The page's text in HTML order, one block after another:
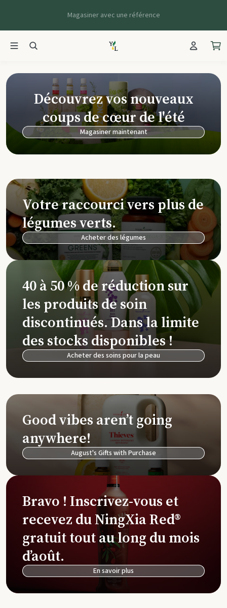
Magasiner avec une référence
Young Living
Découvrez vos nouveaux
coups de cœur de l'été
Magasiner maintenant
Votre raccourci vers plus de
légumes verts.
Acheter des légumes
40 à 50 % de réduction sur
les produits de soin
discontinués. Dans la limite
des stocks disponibles !
Acheter des soins pour la peau
Good vibes aren’t going
anywhere!
August's Gifts with Purchase
Bravo ! Inscrivez-vous et
recevez du NingXia Red®
gratuit tout au long du mois
d’août.
En savoir plus